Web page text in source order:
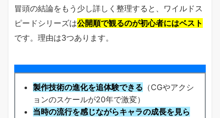
冒頭の結論をもう少し詳しく整理すると、ワイルドス
ピードシリーズは公開順で観るのが初心者にはベスト
です。理由は3つあります。
製作技術の進化を追体験できる （CGやアクシ
ョンのスケールが20年で激変）
当時の流行を感じながらキャラの成長を見ら